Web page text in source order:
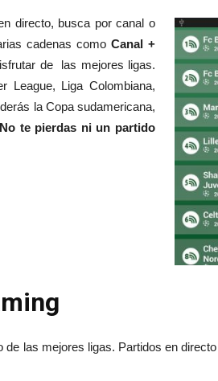
directo, busca por canal o
cadenas como Canal +
de las mejores ligas.
League, Liga Colombiana,
la Copa sudamericana,
te pierdas ni un partido
de las mejores ligas. Partidos en